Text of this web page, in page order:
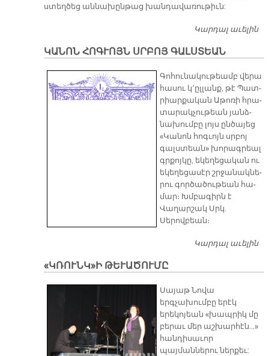
ստեղծեց աննախընթաց խանդավառութիւն:
Կարդալ աւելին
ԿԱՆՈՆ ՀՈԳՒՈՅՆ ՍՐԲՈՅ ԳԱԼՍՏԵԱՆ
Գոհունակութեամբ վերա
հասու կ՚ըլլանք, թէ Պատ­
րիար­քա­կան Ա­թո­ռի հրա­
տա­րակ­չու­թեան յանձ­
նա­խում­բը լոյս ըն­ծա­յեց
«Կա­նոն հոգ­ւոյն սրբոյ
գալս­տեան» խո­րագ­րեալ
գրքոյ­կը, ե­կե­ղե­ցա­կան ու
ե­կե­ղե­ցա­սէր շրջա­նակ­նե­
րու գոր­ծա­ծու­թեան հա­
մար։ Խմբագիրն է
Վաղարշակ Սրկ.
Սերովբեան։
Կարդալ աւելին
«ԿՌՈՒՆԿ»Ի ԹԵՒԱԾՈՒՄԸ
​Սայաթ Նովա
երգչախումբը երէկ
երեկոյեան «խապրիկ մը
բերաւ մեր աշխարհէն…»
հանդիսաւոր
պայմաններու ներքեւ: